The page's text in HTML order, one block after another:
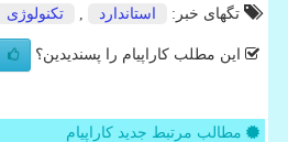
تگهای خبر:
استاندارد تكنولوژی
این مطلب کاراپیام را پسندیدین؟
مطالب مرتبط جدید کاراپیام